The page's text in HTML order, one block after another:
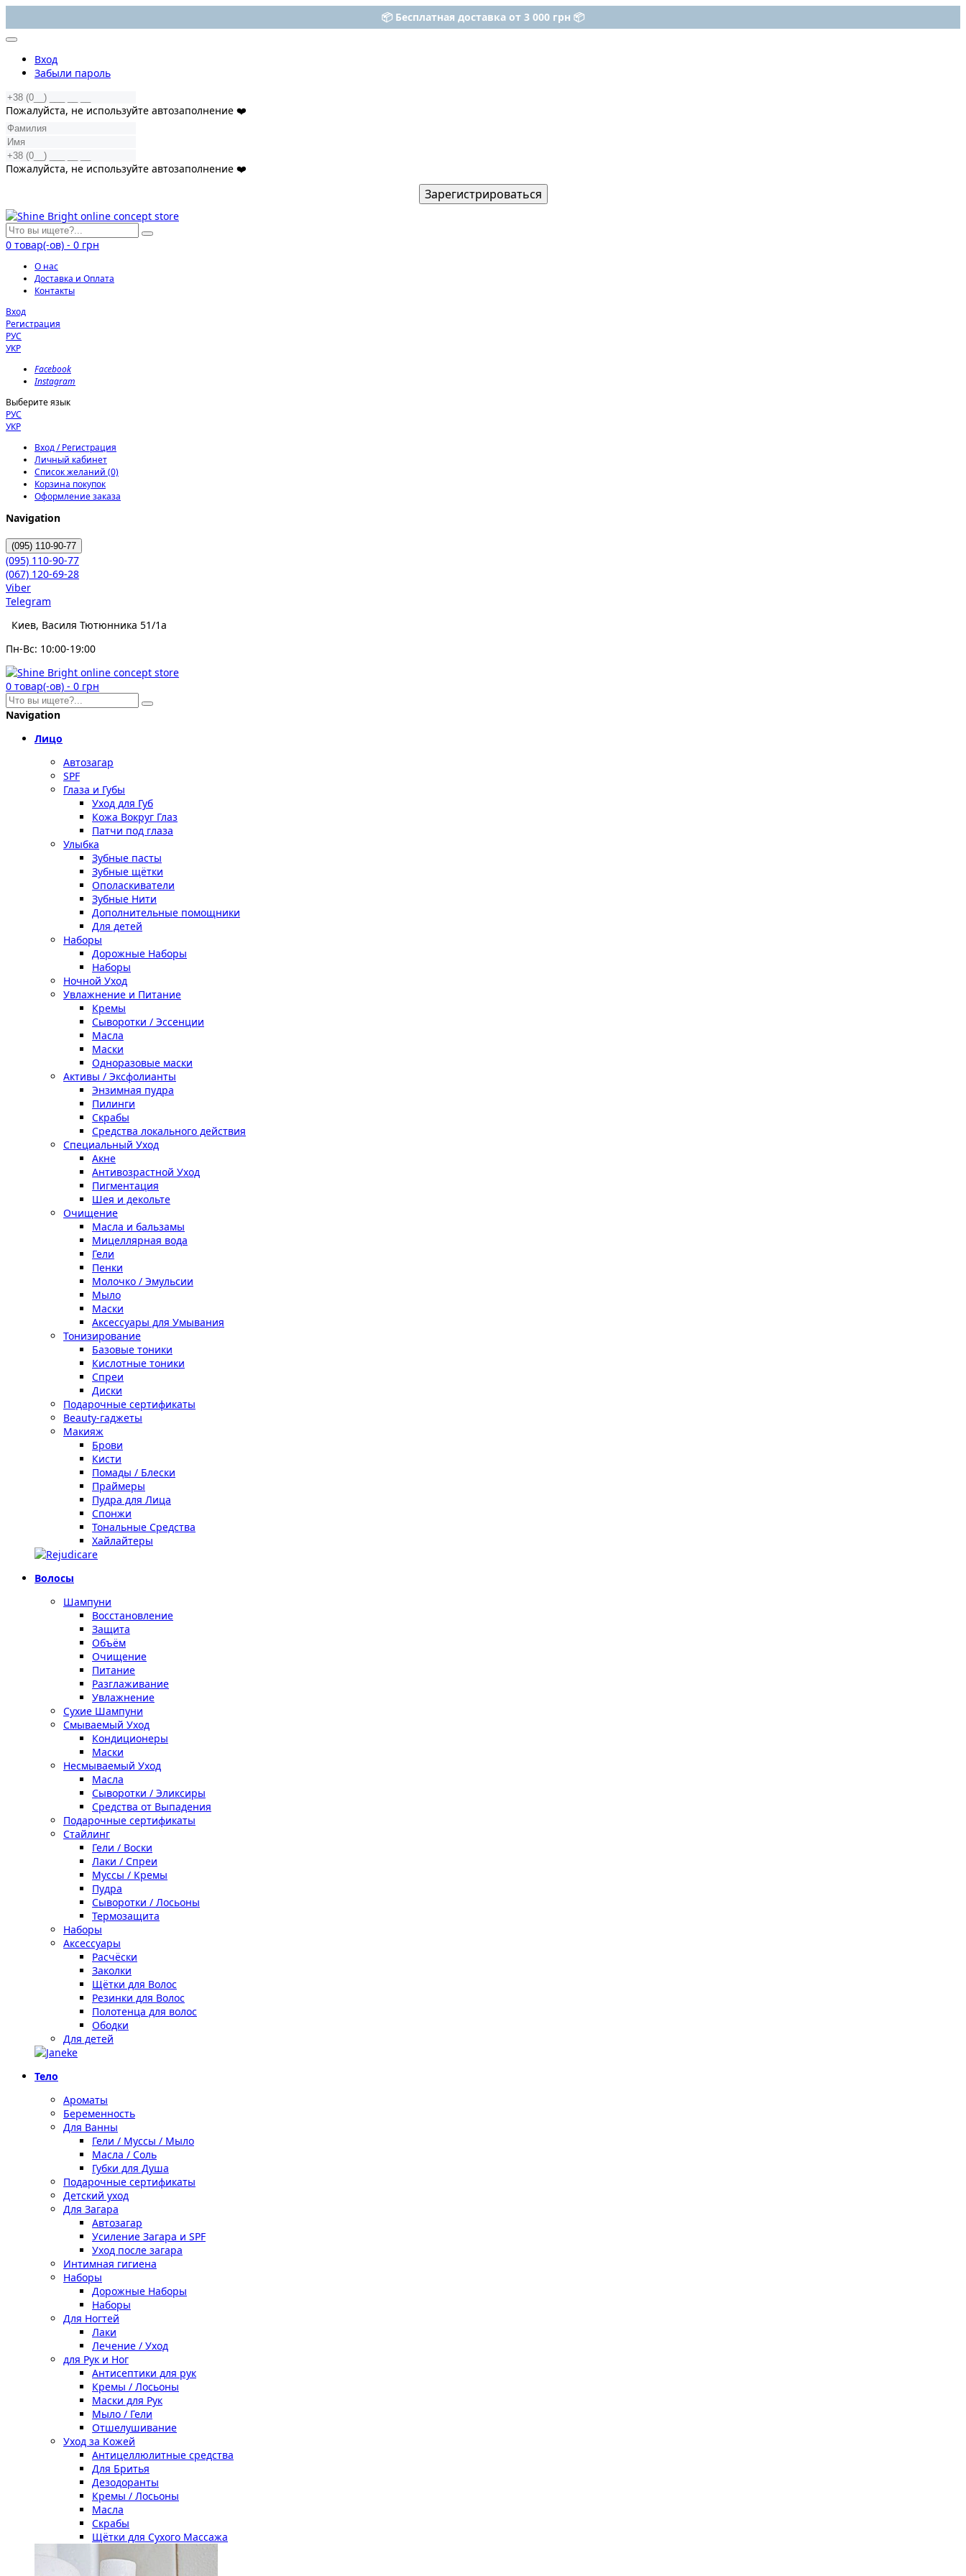
📦 Бесплатная доставка от 3 000 грн 📦
Вход
Забыли пароль
Пожалуйста, не используйте автозаполнение ❤️
Пожалуйста, не используйте автозаполнение ❤️
Зарегистрироваться
0 товар(-ов) - 0 грн
О нас
Доставка и Оплата
Контакты
Вход
Регистрация
РУС
УКР
Facebook
Instagram
Выберите язык
РУС
УКР
Вход / Регистрация
Личный кабинет
Список желаний (0)
Корзина покупок
Оформление заказа
Navigation
(095) 110-90-77
(095) 110-90-77
(067) 120-69-28
Viber
Telegram
Киев, Василя Тютюнника 51/1а
Пн-Вс: 10:00-19:00
0 товар(-ов) - 0 грн
Navigation
Лицо
Автозагар
SPF
Глаза и Губы
Уход для Губ
Кожа Вокруг Глаз
Патчи под глаза
Улыбка
Зубные пасты
Зубные щётки
Ополаскиватели
Зубные Нити
Дополнительные помощники
Для детей
Наборы
Дорожные Наборы
Наборы
Ночной Уход
Увлажнение и Питание
Кремы
Сыворотки / Эссенции
Масла
Маски
Одноразовые маски
Активы / Эксфолианты
Энзимная пудра
Пилинги
Скрабы
Средства локального действия
Специальный Уход
Акне
Антивозрастной Уход
Пигментация
Шея и декольте
Очищение
Масла и бальзамы
Мицеллярная вода
Гели
Пенки
Молочко / Эмульсии
Мыло
Маски
Аксессуары для Умывания
Тонизирование
Базовые тоники
Кислотные тоники
Спреи
Диски
Подарочные сертификаты
Beauty-гаджеты
Макияж
Брови
Кисти
Помады / Блески
Праймеры
Пудра для Лица
Спонжи
Тональные Средства
Хайлайтеры
Волосы
Шампуни
Восстановление
Защита
Объём
Очищение
Питание
Разглаживание
Увлажнение
Сухие Шампуни
Смываемый Уход
Кондиционеры
Маски
Несмываемый Уход
Масла
Сыворотки / Эликсиры
Средства от Выпадения
Подарочные сертификаты
Стайлинг
Гели / Воски
Лаки / Спреи
Муссы / Кремы
Пудра
Сыворотки / Лосьоны
Термозащита
Наборы
Аксессуары
Расчёски
Заколки
Щётки для Волос
Резинки для Волос
Полотенца для волос
Ободки
Для детей
Тело
Ароматы
Беременность
Для Ванны
Гели / Муссы / Мыло
Масла / Соль
Губки для Душа
Подарочные сертификаты
Детский уход
Для Загара
Автозагар
Усиление Загара и SPF
Уход после загара
Интимная гигиена
Наборы
Дорожные Наборы
Наборы
Для Ногтей
Лаки
Лечение / Уход
для Рук и Ног
Антисептики для рук
Кремы / Лосьоны
Маски для Рук
Мыло / Гели
Отшелушивание
Уход за Кожей
Антицеллюлитные средства
Для Бритья
Дезодоранты
Кремы / Лосьоны
Масла
Скрабы
Щётки для Сухого Массажа